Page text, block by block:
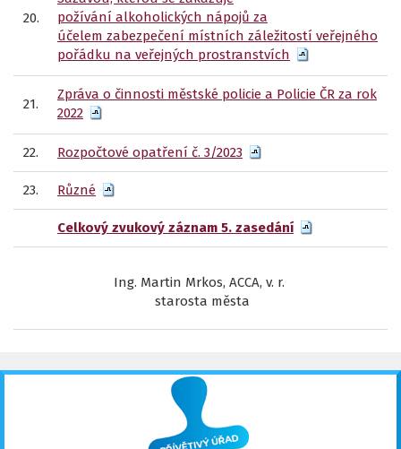
20.
požívání alkoholických nápojů za
účelem zabezpečení místních záležitostí veřejného
pořádku na veřejných prostranstvích
21.
Zpráva o činnosti městské policie a Policie ČR za rok
2022
22. Rozpočtové opatření č. 3/2023
23. Různé
Celkový zvukový záznam 5. zasedání
Ing. Martin Mrkos, ACCA, v. r.
starosta města